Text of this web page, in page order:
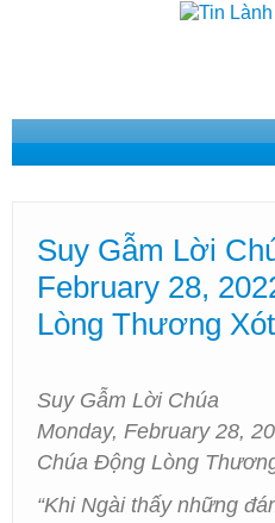
Home
Phát Thanh Tin Lành
Các Hội Thánh Bắc
Suy Gẫm Lời
February 28,
Lòng Thương Xót
Suy Gẫm Lời Chúa
Monday, February 28,
Chúa Động Lòng
“Khi Ngài thấy những